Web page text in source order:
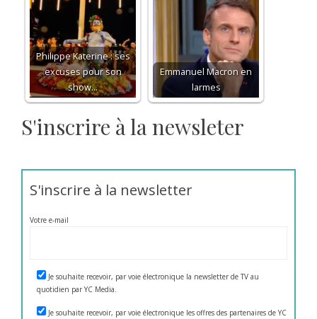
Philippe Katerine : ses
excuses pour son
show…
Emmanuel Macron en
larmes
S'inscrire à la newsleter
S'inscrire à la newsletter
Votre e-mail
Je souhaite recevoir, par voie électronique la newsletter de TV au
quotidien par YC Media.
Je souhaite recevoir, par voie électronique les offres des partenaires de YC